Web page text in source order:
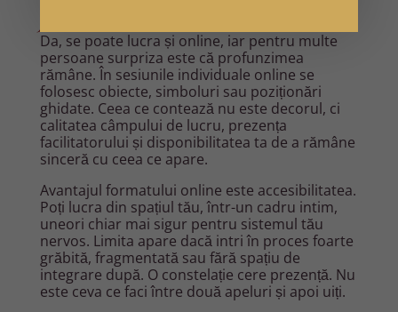
Da, se poate lucra și online, iar pentru multe
persoane surpriza este că profunzimea
rămâne. În sesiunile individuale online se
folosesc obiecte, simboluri sau poziționări
ghidate. Ceea ce contează nu este decorul, ci
calitatea câmpului de lucru, prezența
facilitatorului și disponibilitatea ta de a rămâne
sinceră cu ceea ce apare.
Avantajul formatului online este accesibilitatea.
Poți lucra din spațiul tău, într-un cadru intim,
uneori chiar mai sigur pentru sistemul tău
nervos. Limita apare dacă intri în proces foarte
grăbită, fragmentată sau fără spațiu de
integrare după. O constelație cere prezență. Nu
este ceva ce faci între două apeluri și apoi uiți.